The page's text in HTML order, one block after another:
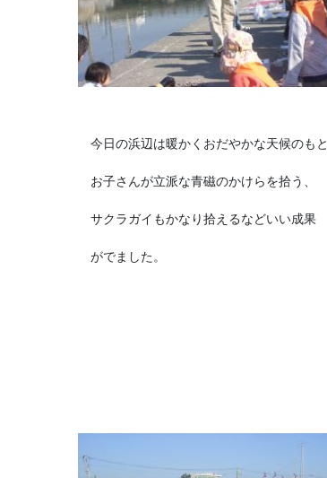
今日の浜辺は暖かくおだやかな天候のもと
お子さんが立派な青磁のかけらを拾う、
サクラガイもかなり拾えるなどいい成果
がでました。